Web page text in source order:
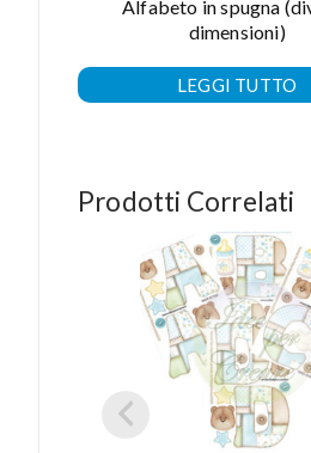
Alfabeto in spugna
dimensioni)
LEGGI TUTTO
Prodotti Correlati